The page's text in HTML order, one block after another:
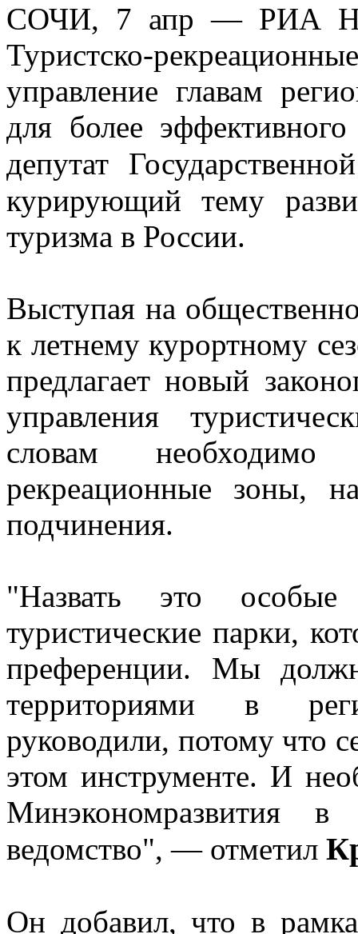
СОЧИ, 7 апр — РИА
Туристско-
управление главам
для более
депутат
курирующий тему
туризма в России.
Выступая на
к летнему курортному
предлагает новый
управления
словам необходимо
рекреационные зоны,
подчинения.
"Назвать это особые
туристические парки,
преференции. Мы
территориями в
руководили, потому что
этом инструменте. И
Минэкономразвития
ведомство", — отметил
Он добавил, что в